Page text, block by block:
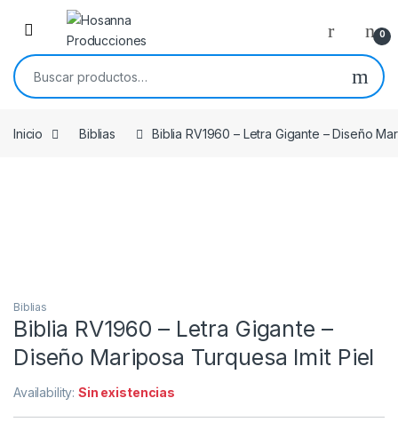
Skip to navigation
Skip to content
0
Buscar por:
Inicio Biblias Biblia RV1960 – Letra Gigante – Diseño
Biblias
Biblia RV1960 – Letra Gigante –
Diseño Mariposa Turquesa Imit Piel
Availability:Sin existencias